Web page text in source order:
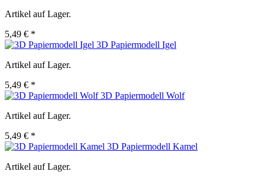
Artikel auf Lager.
5,49 € *
3D Papiermodell Igel
Artikel auf Lager.
5,49 € *
3D Papiermodell Wolf
Artikel auf Lager.
5,49 € *
3D Papiermodell Kamel
Artikel auf Lager.